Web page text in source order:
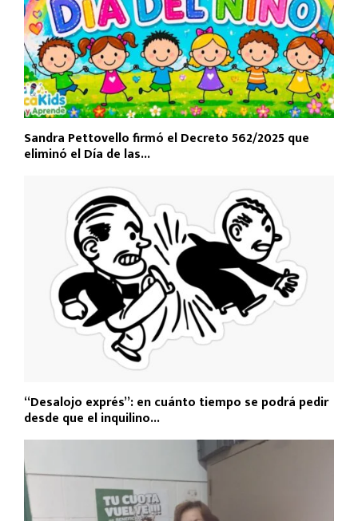
Sandra Pettovello firmó el Decreto 562/2025 que
eliminó el Día de las...
“Desalojo exprés”: en cuánto tiempo se podrá pedir
desde que el inquilino...